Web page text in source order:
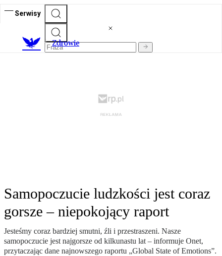
Serwisy
Zdrowie
Samopoczucie ludzkości jest coraz
gorsze – niepokojący raport
Jesteśmy coraz bardziej smutni, źli i przestraszeni. Nasze
samopoczucie jest najgorsze od kilkunastu lat – informuje Onet,
przytaczając dane najnowszego raportu „Global State of Emotions”.